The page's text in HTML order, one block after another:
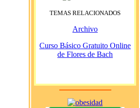
TEMAS RELACIONADOS
Archivo
Curso Básico Gratuito Online
de Flores de Bach